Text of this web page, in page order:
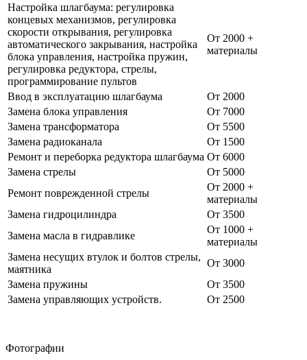
Настройка шлагбаума: регулировка
концевых механизмов, регулировка
скорости открывания, регулировка
автоматического закрывания, настройка
блока управления, настройка пружин,
регулировка редуктора, стрелы,
программирование пультов
От 2000 +
материалы
Ввод в эксплуатацию шлагбаума
От 2000
Замена блока управления
От 7000
Замена трансформатора
От 5500
Замена радиоканала
От 1500
Ремонт и переборка редуктора шлагбаума От 6000
Замена стрелы
От 5000
Ремонт поврежденной стрелы
От 2000 +
материалы
Замена гидроцилиндра
От 3500
Замена масла в гидравлике
От 1000 +
материалы
Замена несущих втулок и болтов стрелы,
маятника
От 3000
Замена пружины
От 3500
Замена управляющих устройств.
От 2500
Фотографии